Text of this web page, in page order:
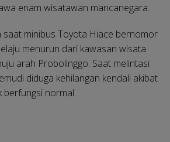
enam wisatawan mancanegara.
saat minibus Toyota Hiace bernomor
menurun dari kawasan wisata
arah Probolinggo. Saat melintasi
diduga kehilangan kendali akibat
berfungsi normal.